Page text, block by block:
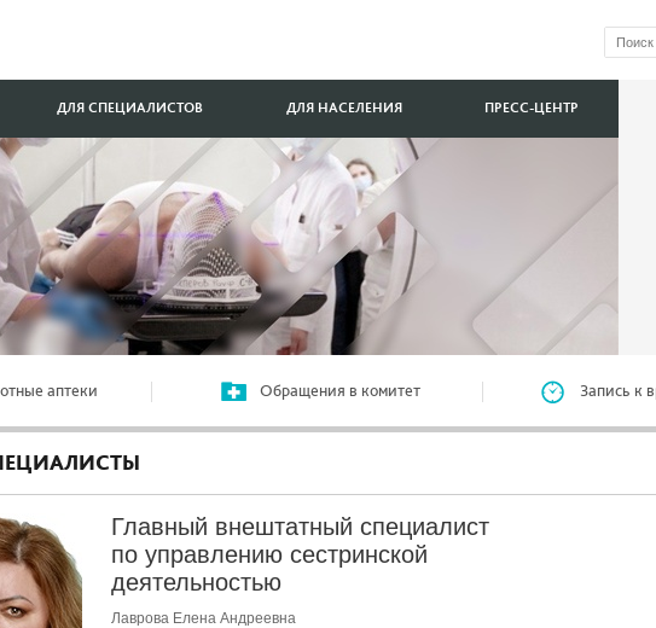
ДЛЯ СПЕЦИАЛИСТОВ ДЛЯ НАСЕЛЕНИЯ ПРЕСС-ЦЕНТР
аптеки Обращения в комитет Запись к
Главный внештатный специалист
по управлению сестринской
деятельностью
Лаврова Елена Андреевна